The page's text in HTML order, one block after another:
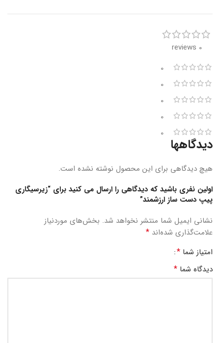
0 reviews
0
0
0
0
0
دیدگاهها
هیچ دیدگاهی برای این محصول نوشته نشده است.
اولین نفری باشید که دیدگاهی را ارسال می کنید برای “زیرسیگاری
پیپ دست ساز ارزشمند”
نشانی ایمیل شما منتشر نخواهد شد. بخش‌های موردنیاز
علامت‌گذاری شده‌اند *
امتیاز شما *
دیدگاه شما *